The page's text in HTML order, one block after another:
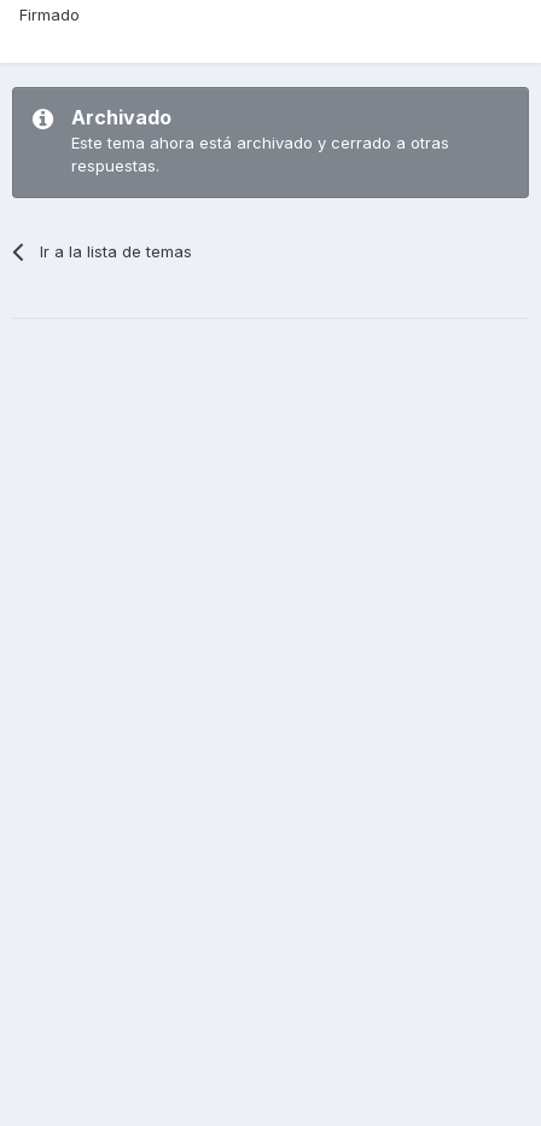
Firmado
Archivado
Este tema ahora está archivado y cerrado a otras
respuestas.
Ir a la lista de temas